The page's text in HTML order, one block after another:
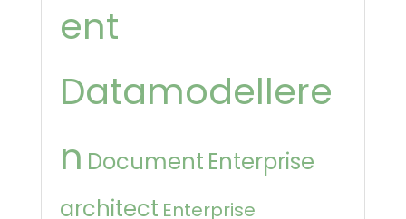
ent
Datamodellere
n Document Enterprise
architect Enterprise